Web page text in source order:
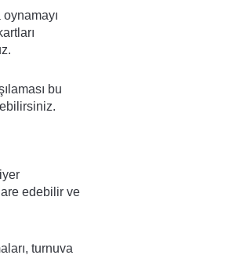
bu
edebilir ve
turnuva